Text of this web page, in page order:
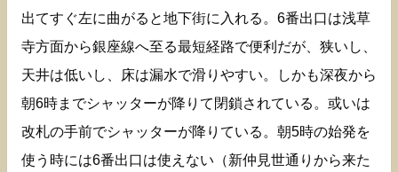
出てすぐ左に曲がると地下街に入れる。6番出口は浅草
寺方面から銀座線へ至る最短経路で便利だが、狭いし、
天井は低いし、床は漏水で滑りやすい。しかも深夜から
朝6時までシャッターが降りて閉鎖されている。或いは
改札の手前でシャッターが降りている。朝5時の始発を
使う時には6番出口は使えない（新仲見世通りから来た